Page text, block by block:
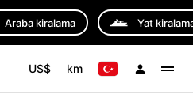
Araba kiralama Yat
US$ km